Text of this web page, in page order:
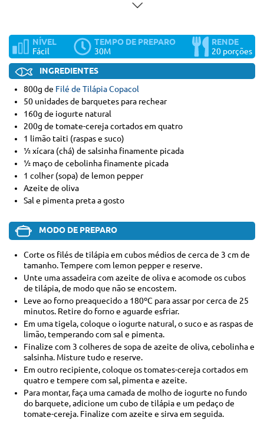
NÍVEL
Fácil
TEMPO DE PREPARO
30M
RENDE
20 porções
INGREDIENTES
800g de Filé de Tilápia Copacol
50 unidades de barquetes para rechear
160g de iogurte natural
200g de tomate-cereja cortados em quatro
1 limão taiti (raspas e suco)
½ xícara (chá) de salsinha finamente picada
½ maço de cebolinha finamente picada
1 colher (sopa) de lemon pepper
Azeite de oliva
Sal e pimenta preta a gosto
MODO DE PREPARO
Corte os filés de tilápia em cubos médios de cerca de 3 cm de
tamanho. Tempere com lemon pepper e reserve.
Unte uma assadeira com azeite de oliva e acomode os cubos
de tilápia, de modo que não se encostem.
Leve ao forno preaquecido a 180ºC para assar por cerca de 25
minutos. Retire do forno e aguarde esfriar.
Em uma tigela, coloque o iogurte natural, o suco e as raspas de
limão, temperando com sal e pimenta.
Finalize com 3 colheres de sopa de azeite de oliva, cebolinha e
salsinha. Misture tudo e reserve.
Em outro recipiente, coloque os tomates-cereja cortados em
quatro e tempere com sal, pimenta e azeite.
Para montar, faça uma camada de molho de iogurte no fundo
do barquete, adicione um cubo de tilápia e um pedaço de
tomate-cereja. Finalize com azeite e sirva em seguida.